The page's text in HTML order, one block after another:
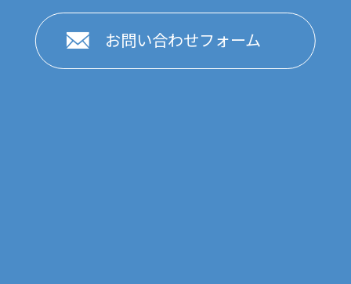
お問い合わせフォーム